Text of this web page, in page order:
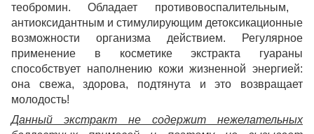
теобромин.Обладает противовоспалительным,
антиоксидантным и стимулирующим детоксикационные
возможности организма действием.
Регулярное
применение в косметикеэкстракта гуараны
способствует наполнению кожи жизненной энергией:
она свежа, здорова, подтянута и это возвращает
молодость!
Данный экстракт не содержит нежелательных